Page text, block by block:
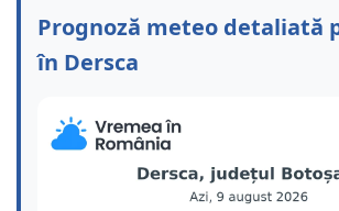
Prognoză meteo detaliată
în Dersca